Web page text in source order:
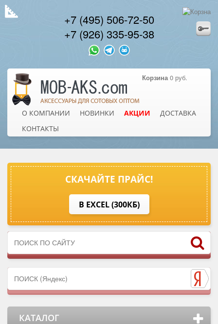
+7 (495) 506-72-50
+7 (926) 335-95-38
Корзина 0 руб.
О КОМПАНИИ НОВИНКИ АКЦИИ
ДОСТАВКА
КОНТАКТЫ
СКАЧАЙТЕ ПРАЙС!
В EXCEL (300КБ)
КАТАЛОГ